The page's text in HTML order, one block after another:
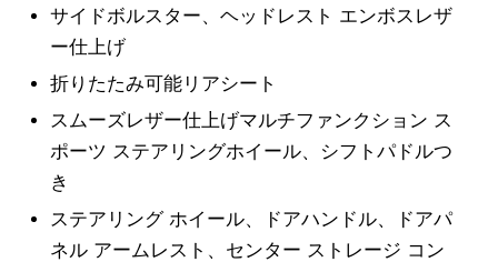
サイドボルスター、ヘッドレスト エンボスレザ
ー仕上げ
折りたたみ可能リアシート
スムーズレザー仕上げマルチファンクション ス
ポーツ ステアリングホイール、シフトパドルつ
き
ステアリング ホイール、ドアハンドル、ドアパ
ネル アームレスト、センター ストレージ コン